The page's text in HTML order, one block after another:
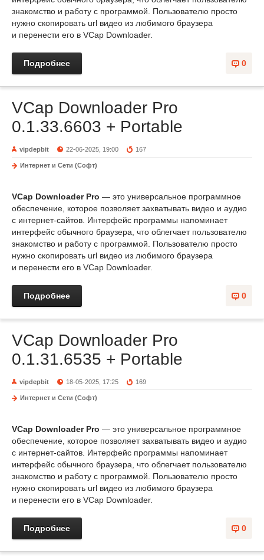
знакомство и работу с программой. Пользователю просто
нужно скопировать url видео из любимого браузера
и перенести его в VCap Downloader.
0
Подробнее
VCap Downloader Pro
0.1.33.6603 + Portable
vipdepbit 22-06-2025, 19:00 167
Интернет и Сети (Софт)
VCap Downloader Pro — это универсальное программное
обеспечение, которое позволяет захватывать видео и аудио
с интернет-сайтов. Интерфейс программы напоминает
интерфейс обычного браузера, что облегчает пользователю
знакомство и работу с программой. Пользователю просто
нужно скопировать url видео из любимого браузера
и перенести его в VCap Downloader.
0
Подробнее
VCap Downloader Pro
0.1.31.6535 + Portable
vipdepbit 18-05-2025, 17:25 169
Интернет и Сети (Софт)
VCap Downloader Pro — это универсальное программное
обеспечение, которое позволяет захватывать видео и аудио
с интернет-сайтов. Интерфейс программы напоминает
интерфейс обычного браузера, что облегчает пользователю
знакомство и работу с программой. Пользователю просто
нужно скопировать url видео из любимого браузера
и перенести его в VCap Downloader.
0
Подробнее